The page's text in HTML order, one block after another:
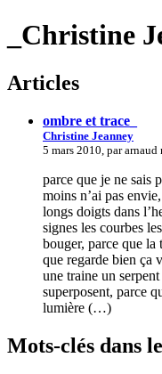
_Christine
Articles
ombre et trace_
Christine Jeanney
5 mars 2010, par arnaud
parce que je ne sais
moins n’ai pas
longs doigts dans
signes les courbes
bouger, parce que la
que regarde bien ça
une traine un
superposent, parce
lumière (…)
Mots-clés dans